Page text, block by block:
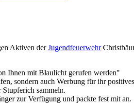
Aktiven derJugendfeuerwehr
Ihnen mit Blaulicht gerufen werden"
sondern auch Werbung für ihr
Stupferich sammeln.
zur Verfügung und packte fest mit an.